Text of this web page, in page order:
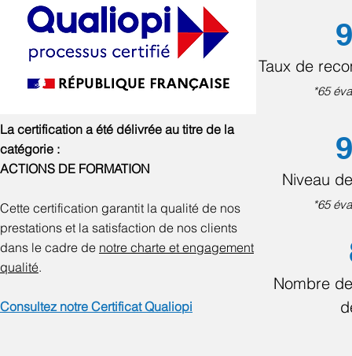
La certification a été délivrée au titre de la
catégorie :
ACTIONS DE FORMATION
Cette certification garantit la qualité de nos
prestations et la satisfaction de nos clients
dans le cadre de notre charte et engagement
qualité.
Consultez notre Certificat Qualiopi
Taux de
*65
Niveau
*65
Nombre